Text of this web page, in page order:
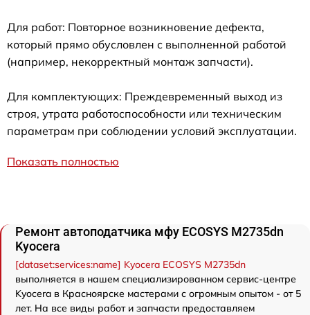
Для работ: Повторное возникновение дефекта,
который прямо обусловлен с выполненной работой
(например, некорректный монтаж запчасти).
Для комплектующих: Преждевременный выход из
строя, утрата работоспособности или техническим
параметрам при соблюдении условий эксплуатации.
Показать полностью
Ремонт автоподатчика мфу ECOSYS M2735dn
Kyocera
[dataset:services:name] Kyocera ECOSYS M2735dn
выполняется в нашем специализированном сервис-центре
Kyocera в Красноярске мастерами с огромным опытом - от 5
лет. На все виды работ и запчасти предоставляем